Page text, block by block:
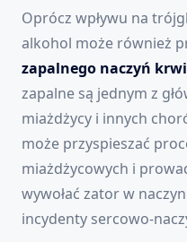
Oprócz wpływu na
alkohol może również
zapalnego naczyń
zapalne są jednym z
miażdżycy i innych
może przyspieszać
miażdżycowych i
wywołać zator w
incydenty sercowo-